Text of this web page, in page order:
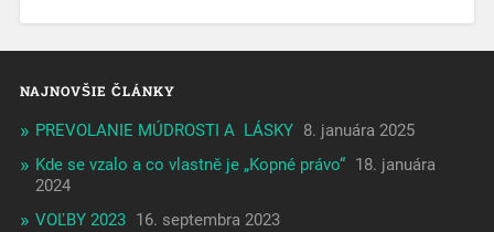
NAJNOVŠIE ČLÁNKY
PREVOLANIE MÚDROSTI A LÁSKY 8. januára 2025
Kde se vzalo a co vlastně je „Kopné právo“ 18. januára
2024
VOĽBY 2023 16. septembra 2023